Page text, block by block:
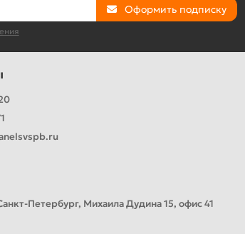
Оформить подписку
Петербург, Михаила Дудина 15, офис 41